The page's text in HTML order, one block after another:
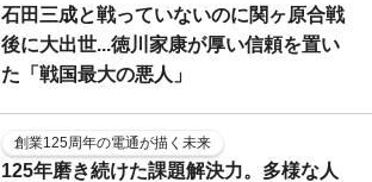
石田三成と戦っていないのに関ヶ原合戦
後に大出世...徳川家康が厚い信頼を置い
た「戦国最大の悪人」
創業125周年の電通が描く未来
125年磨き続けた課題解決力。多様な人